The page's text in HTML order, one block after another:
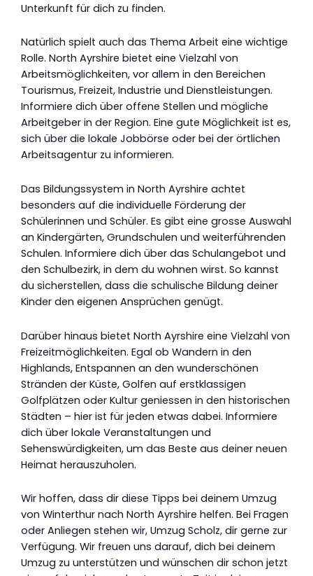
Unterkunft für dich zu finden.
Natürlich spielt auch das Thema Arbeit eine wichtige
Rolle. North Ayrshire bietet eine Vielzahl von
Arbeitsmöglichkeiten, vor allem in den Bereichen
Tourismus, Freizeit, Industrie und Dienstleistungen.
Informiere dich über offene Stellen und mögliche
Arbeitgeber in der Region. Eine gute Möglichkeit ist es,
sich über die lokale Jobbörse oder bei der örtlichen
Arbeitsagentur zu informieren.
Das Bildungssystem in North Ayrshire achtet
besonders auf die individuelle Förderung der
Schülerinnen und Schüler. Es gibt eine grosse Auswahl
an Kindergärten, Grundschulen und weiterführenden
Schulen. Informiere dich über das Schulangebot und
den Schulbezirk, in dem du wohnen wirst. So kannst
du sicherstellen, dass die schulische Bildung deiner
Kinder den eigenen Ansprüchen genügt.
Darüber hinaus bietet North Ayrshire eine Vielzahl von
Freizeitmöglichkeiten. Egal ob Wandern in den
Highlands, Entspannen an den wunderschönen
Stränden der Küste, Golfen auf erstklassigen
Golfplätzen oder Kultur geniessen in den historischen
Städten – hier ist für jeden etwas dabei. Informiere
dich über lokale Veranstaltungen und
Sehenswürdigkeiten, um das Beste aus deiner neuen
Heimat herauszuholen.
Wir hoffen, dass dir diese Tipps bei deinem Umzug
von Winterthur nach North Ayrshire helfen. Bei Fragen
oder Anliegen stehen wir, Umzug Scholz, dir gerne zur
Verfügung. Wir freuen uns darauf, dich bei deinem
Umzug zu unterstützen und wünschen dir schon jetzt